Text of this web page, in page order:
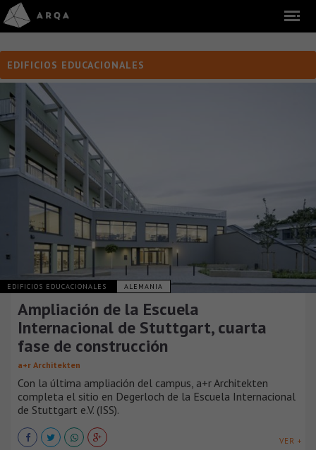
EDIFICIOS EDUCACIONALES
EDIFICIOS EDUCACIONALES ALEMANIA
Ampliación de la Escuela
Internacional de Stuttgart, cuarta
fase de construcción
a+r Architekten
Con la última ampliación del campus, a+r Architekten
completa el sitio en Degerloch de la Escuela Internacional
de Stuttgart e.V. (ISS).
VER +